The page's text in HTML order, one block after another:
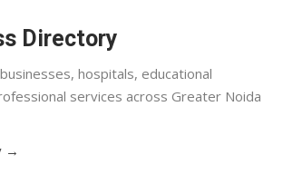
Directory
hospitals, educational
services across Greater Noida
→